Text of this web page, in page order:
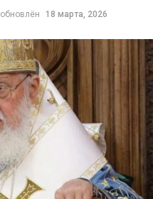
обновлён
18 марта, 2026